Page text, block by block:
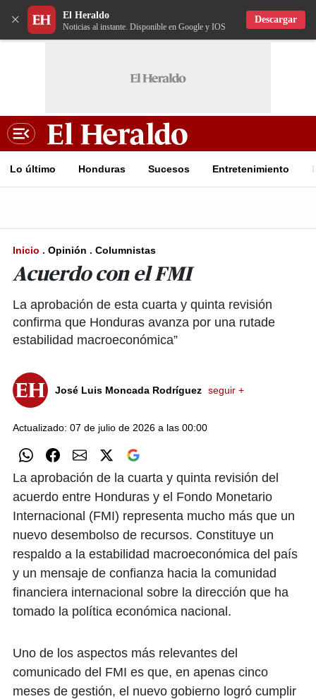
× El Heraldo
Noticias al instante. Disponible en Google y IOS
Descargar
Lo último Honduras Sucesos Entretenimiento
Inicio . Opinión . Columnistas
Acuerdo con el FMI
La aprobación de esta cuarta y quinta revisión
confirma que Honduras avanza por una rutade
estabilidad macroeconómica”
José Luis Moncada Rodríguez seguir +
Actualizado: 07 de julio de 2026 a las 00:00
La aprobación de la cuarta y quinta revisión del
acuerdo entre Honduras y el Fondo Monetario
Internacional (FMI) representa mucho más que un
nuevo desembolso de recursos. Constituye un
respaldo a la estabilidad macroeconómica del país
y un mensaje de confianza hacia la comunidad
financiera internacional sobre la dirección que ha
tomado la política económica nacional.
Uno de los aspectos más relevantes del
comunicado del FMI es que, en apenas cinco
meses de gestión, el nuevo gobierno logró cumplir